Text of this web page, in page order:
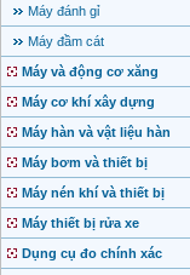
Máy đánh gỉ
Máy đầm cát
Máy và động cơ xăng
Máy cơ khí xây dựng
Máy hàn và vật liệu hàn
Máy bơm và thiết bị
Máy nén khí và thiết bị
Máy thiết bị rửa xe
Dụng cụ đo chính xác